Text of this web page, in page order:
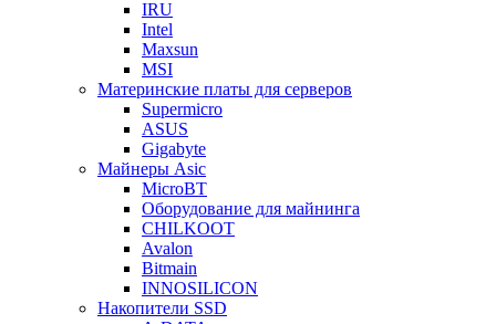
IRU
Intel
Maxsun
MSI
Материнские платы для серверов
Supermicro
ASUS
Gigabyte
Майнеры Asic
MicroBT
Оборудование для майнинга
CHILKOOT
Avalon
Bitmain
INNOSILICON
Накопители SSD